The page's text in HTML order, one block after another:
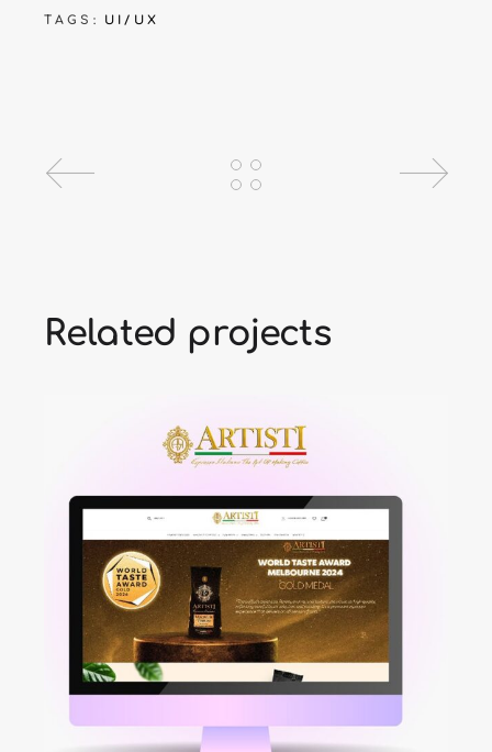
TAGS:
UI/UX
Related projects